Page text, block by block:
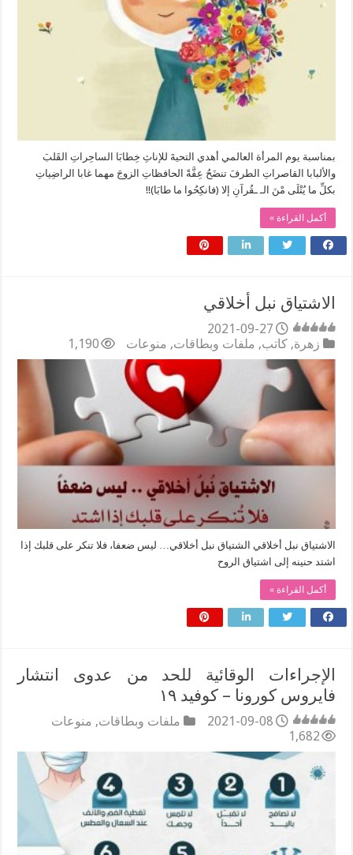
بمناسبة يوم المرأة العالمي أهدي التحيةَ للإناثِ خِطابَا الساحِراتِ القَلبَ
والألبابا القاصراتِ الطرفَ تنضَحُ عِفَّةً الحافظاتِ الزوجَ مهما غابا الراضِياتِ
بكلِّ ما يُتْلَى مْنَ الـ ـقُرآنِ إلا (فانكِحُوا ما طابَا)!!
أكمل القراءة »
الاشتياق نبل أخلاقي
2021-09-27
زهرة, كاتب, ملفات وبطاقات, منوعات 1,190
الاشتياق نبل أخلاقي الشتياق نبل أخلاقي… ليس ضعفا، فلا تنكر على قلبك إذا
اشتد حنينه إلى اشتياق الروح
أكمل القراءة »
الإجراءات الوقائية للحد من عدوى انتشار
فايروس كورونا – كوفيد ١٩
2021-09-08 ملفات وبطاقات, منوعات
1,682